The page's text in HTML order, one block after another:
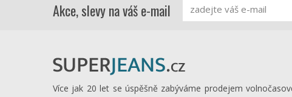
Akce, slevy na váš e-mail
Více jak 20 let se úspěšně zabýváme prodejem